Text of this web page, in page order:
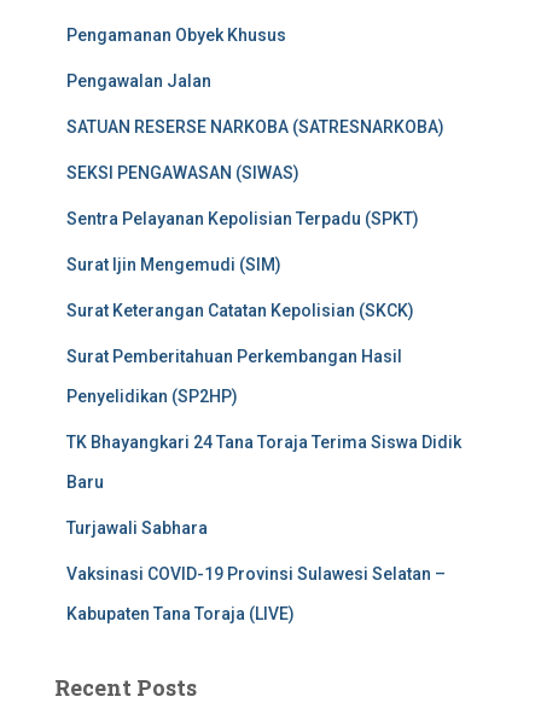
Pengamanan Obyek Khusus
Pengawalan Jalan
SATUAN RESERSE NARKOBA (SATRESNARKOBA)
SEKSI PENGAWASAN (SIWAS)
Sentra Pelayanan Kepolisian Terpadu (SPKT)
Surat Ijin Mengemudi (SIM)
Surat Keterangan Catatan Kepolisian (SKCK)
Surat Pemberitahuan Perkembangan Hasil
Penyelidikan (SP2HP)
TK Bhayangkari 24 Tana Toraja Terima Siswa Didik
Baru
Turjawali Sabhara
Vaksinasi COVID-19 Provinsi Sulawesi Selatan –
Kabupaten Tana Toraja (LIVE)
Recent Posts